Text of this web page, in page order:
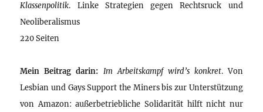
Klassenpolitik. Linke Strategien gegen Rechtsruck und
Neoliberalismus
220 Seiten
Mein Beitrag darin: Im Arbeitskampf wird’s konkret. Von
Lesbian und Gays Support the Miners bis zur Unterstützung
von Amazon: außerbetriebliche Solidarität hilft nicht nur